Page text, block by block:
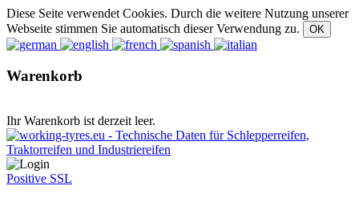
Diese Seite verwendet Cookies. Durch die weitere Nutzung unserer
Webseite stimmen Sie automatisch dieser Verwendung zu.
Warenkorb
Ihr Warenkorb ist derzeit leer.
Positive SSL